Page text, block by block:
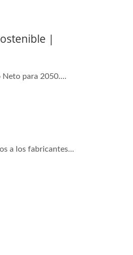
|
para 2050....
a los fabricantes...